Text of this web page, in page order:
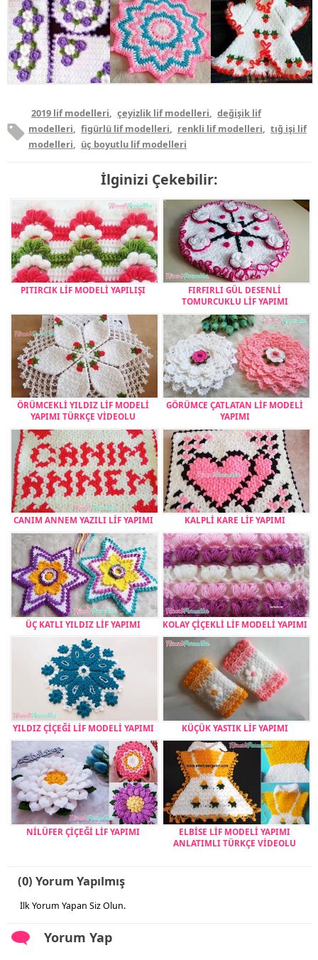
2019 lif modelleri, çeyizlik lif modelleri, değişik lif
modelleri, figürlü lif modelleri, renkli lif modelleri, tığ işi lif
modelleri, üç boyutlu lif modelleri
İlginizi Çekebilir:
PITIRCIK LİF MODELİ YAPILIŞI
FIRFIRLI GÜL DESENLİ
TOMURCUKLU LİF YAPIMI
ÖRÜMCEKLİ YILDIZ LİF MODELİ
YAPIMI TÜRKÇE VİDEOLU
GÖRÜMCE ÇATLATAN LİF MODELİ
YAPIMI
CANIM ANNEM YAZILI LİF YAPIMI KALPLİ KARE LİF YAPIMI
ÜÇ KATLI YILDIZ LİF YAPIMI KOLAY ÇİÇEKLİ LİF MODELİ YAPIMI
YILDIZ ÇİÇEĞİ LİF MODELİ YAPIMI KÜÇÜK YASTIK LİF YAPIMI
NİLÜFER ÇİÇEĞİ LİF YAPIMI
ELBİSE LİF MODELİ YAPIMI
ANLATIMLI TÜRKÇE VİDEOLU
(0) Yorum Yapılmış
İlk Yorum Yapan Siz Olun.
Yorum Yap